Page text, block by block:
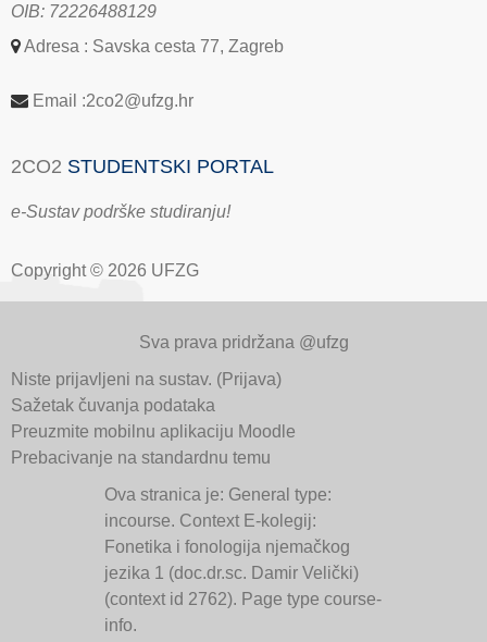
OIB: 72226488129
Adresa : Savska cesta 77, Zagreb
Email :2co2@ufzg.hr
2CO2 STUDENTSKI PORTAL
e-Sustav podrške studiranju!
Copyright © 2026 UFZG
Sva prava pridržana @ufzg
Niste prijavljeni na sustav. (Prijava)
Sažetak čuvanja podataka
Preuzmite mobilnu aplikaciju Moodle
Prebacivanje na standardnu temu
Ova stranica je: General type:
incourse. Context E-kolegij:
Fonetika i fonologija njemačkog
jezika 1 (doc.dr.sc. Damir Velički)
(context id 2762). Page type course-
info.